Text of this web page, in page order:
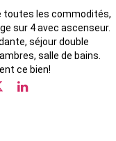
toutes les commodités,
sur 4 avec ascenseur.
séjour double
salle de bains.
ce bien!